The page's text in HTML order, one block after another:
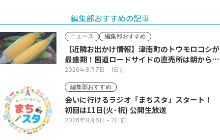
編集部おすすめの記事
ニュース 編集部おすすめ
【近隣お出かけ情報】津南町のトウモロコシが
最盛期！国道ロードサイドの直売所は朝から長
い列
2026年8月7日 - 1日前
編集部おすすめ
会いに行けるラジオ「まちスタ」スタート！
初回は11日(火･祝) 公開生放送
2026年8月6日 - 2日前